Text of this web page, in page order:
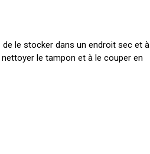
le stocker dans un endroit sec et à
nettoyer le tampon et à le couper en